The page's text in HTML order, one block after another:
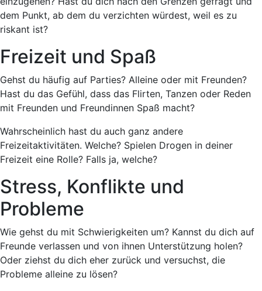
dem Punkt, ab dem du verzichten würdest, weil es zu
riskant ist?
Freizeit und Spaß
Gehst du häufig auf Parties? Alleine oder mit Freunden?
Hast du das Gefühl, dass das Flirten, Tanzen oder Reden
mit Freunden und Freundinnen Spaß macht?
Wahrscheinlich hast du auch ganz andere
Freizeitaktivitäten. Welche? Spielen Drogen in deiner
Freizeit eine Rolle? Falls ja, welche?
Stress, Konflikte und
Probleme
Wie gehst du mit Schwierigkeiten um? Kannst du dich auf
Freunde verlassen und von ihnen Unterstützung holen?
Oder ziehst du dich eher zurück und versuchst, die
Probleme alleine zu lösen?